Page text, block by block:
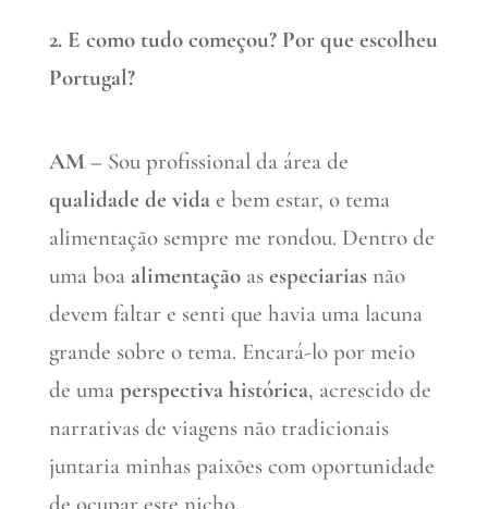
2. E como tudo começou? Por que escolheu
Portugal?
AM – Sou profissional da área de
qualidade de vidae bem estar, o tema
alimentação sempre me rondou. Dentro de
uma boa alimentaçãoas especiariasnão
devem faltar e senti que havia uma lacuna
grande sobre o tema. Encará-lo por meio
de uma perspectiva histórica, acrescido de
narrativas de viagens não tradicionais
juntaria minhas paixões com oportunidade